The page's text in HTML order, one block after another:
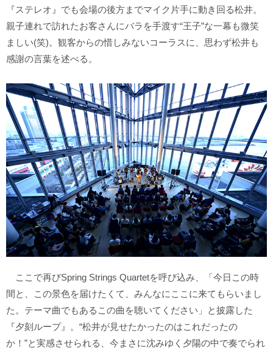
『ステレオ』でも会場の後方までマイク片手に動き回る松井。
親子連れで訪れたお客さんにバラを手渡す“王子”な一幕も微笑
ましい(笑)。観客からの惜しみないコーラスに、思わず松井も
感謝の言葉を述べる。
ここで再びSpring Strings Quartetを呼び込み、「今日この時
間と、この景色を届けたくて、みんなにここに来てもらいまし
た。テーマ曲でもあるこの曲を聴いてください」と披露した
『夕刻ループ』。“松井が見せたかったのはこれだったの
か！”と実感させられる、今まさに沈みゆく夕陽の中で奏でられ